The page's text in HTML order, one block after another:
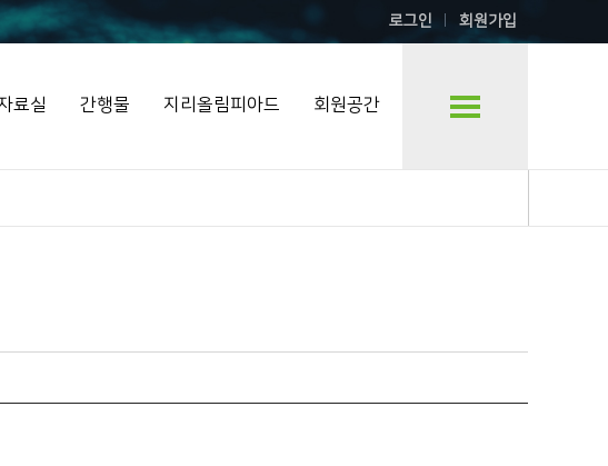
로그인 회원가입
료실 간행물 지리올림피아드 회원공간